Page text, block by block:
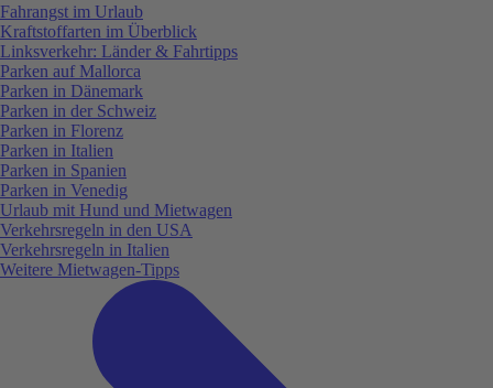
Fahrangst im Urlaub
Kraftstoffarten im Überblick
Linksverkehr: Länder & Fahrtipps
Parken auf Mallorca
Parken in Dänemark
Parken in der Schweiz
Parken in Florenz
Parken in Italien
Parken in Spanien
Parken in Venedig
Urlaub mit Hund und Mietwagen
Verkehrsregeln in den USA
Verkehrsregeln in Italien
Weitere Mietwagen-Tipps